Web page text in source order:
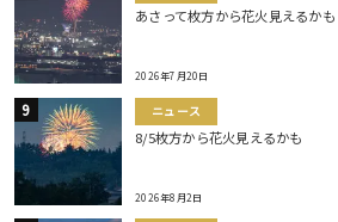
あさって枚方から花火見えるかも
2026年7月20日
ニュース
8/5枚方から花火見えるかも
2026年8月2日